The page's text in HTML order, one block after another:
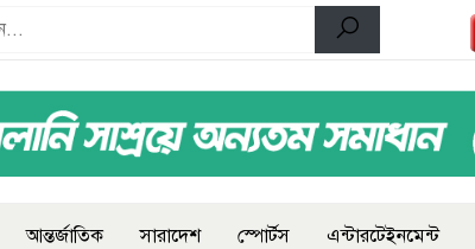
আন্তর্জাতিক সারাদেশ স্পোর্টস এন্টারটেইনমেন্ট